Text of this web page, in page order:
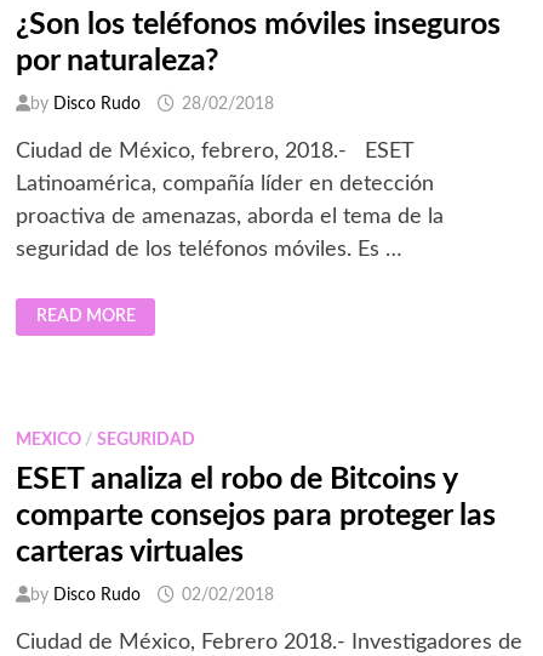
¿Son los teléfonos móviles inseguros
por naturaleza?
by Disco Rudo 28/02/2018
Ciudad de México, febrero, 2018.- ESET
Latinoamérica, compañía líder en detección
proactiva de amenazas, aborda el tema de la
seguridad de los teléfonos móviles. Es …
¿SON
LOS
TELÉFONOS
READ MORE
MEXICO/ SEGURIDAD
ESET analiza el robo de Bitcoins y
comparte consejos para proteger las
carteras virtuales
by Disco Rudo 02/02/2018
Ciudad de México, Febrero 2018.- Investigadores de